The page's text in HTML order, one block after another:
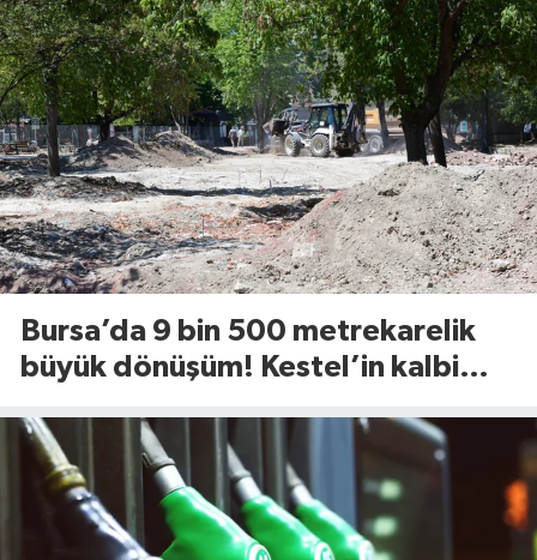
Bursa’da 9 bin 500 metrekarelik
büyük dönüşüm! Kestel’in kalbi